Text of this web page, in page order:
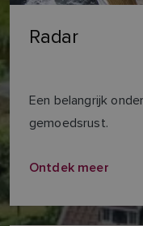
Radar
Een belangrijk
gemoedsrust.
Ontdek meer